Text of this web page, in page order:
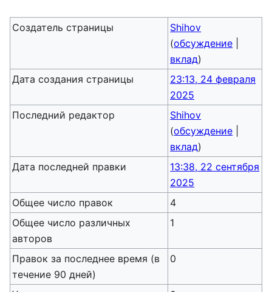
Создатель страницы
Shihov
(обсуждение
вклад)
Дата создания страницы
23:13, 24 февраля
2025
Последний редактор
Shihov
(обсуждение
вклад)
Дата последней правки
13:38, 22 сентября
2025
Общее число правок
4
Общее число различных
авторов
1
Правок за последнее время (в
течение 90 дней)
0